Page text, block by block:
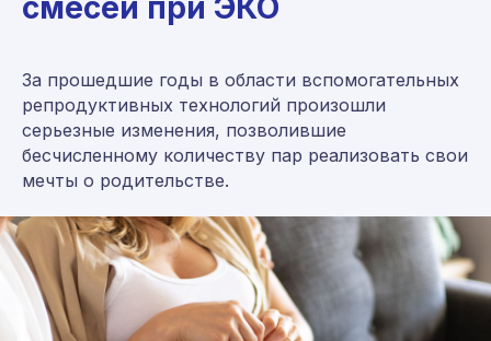
смесей при ЭКО
За прошедшие годы в области вспомогательных
репродуктивных технологий произошли
серьезные изменения, позволившие
бесчисленному количеству пар реализовать свои
мечты о родительстве.